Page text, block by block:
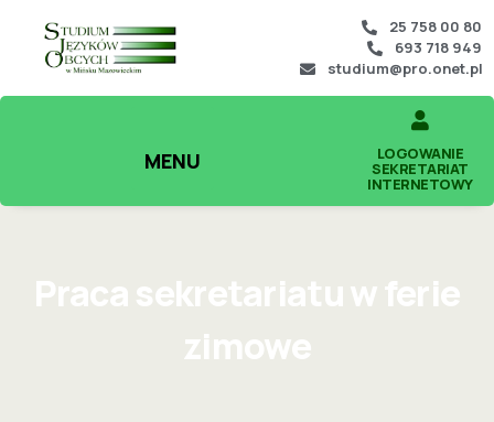
25 758 00 80
693 718 949
studium@pro.onet.pl
MENU LOGOWANIE
SEKRETARIAT
INTERNETOWY
Praca sekretariatu w ferie
zimowe